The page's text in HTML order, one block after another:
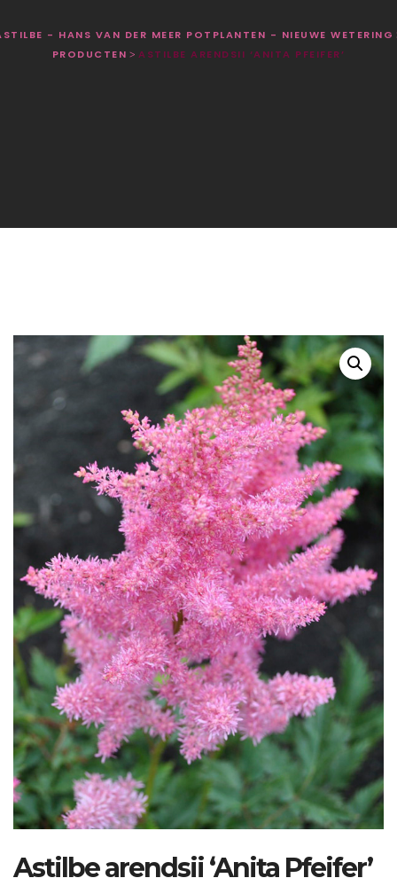
- HANS VAN DER MEER POTPLANTEN - NIEUWE WETERING
PRODUCTEN >ASTILBE ARENDSII ‘ANITA PFEIFER’
Astilbe arendsii ‘Anita Pfeifer’